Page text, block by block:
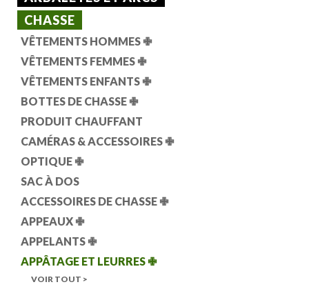
CHASSE
VÊTEMENTS HOMMES ✙
VÊTEMENTS FEMMES ✙
VÊTEMENTS ENFANTS ✙
BOTTES DE CHASSE ✙
PRODUIT CHAUFFANT
CAMÉRAS & ACCESSOIRES ✙
OPTIQUE ✙
SAC À DOS
ACCESSOIRES DE CHASSE ✙
APPEAUX ✙
APPELANTS ✙
APPÂTAGE ET LEURRES✙
VOIR TOUT >